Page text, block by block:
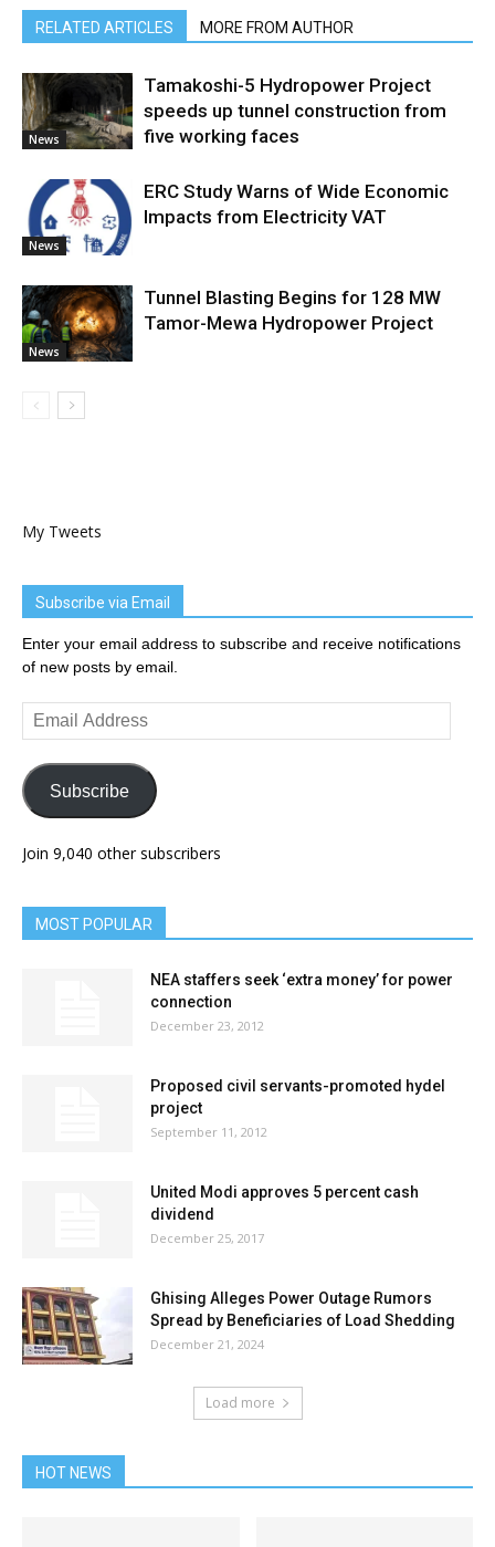
RELATED ARTICLES MORE FROM AUTHOR
News
Tamakoshi-5 Hydropower Project
speeds up tunnel construction from
five working faces
News
ERC Study Warns of Wide Economic
Impacts from Electricity VAT
News
Tunnel Blasting Begins for 128 MW
Tamor-Mewa Hydropower Project
My Tweets
Subscribe via Email
Enter your email address to subscribe and receive notifications
of new posts by email.
Email
Address
Subscribe
Join 9,040 other subscribers
MOST POPULAR
NEA staffers seek ‘extra money’ for power
connection
December 23, 2012
Proposed civil servants-promoted hydel
project
September 11, 2012
United Modi approves 5 percent cash
dividend
December 25, 2017
Ghising Alleges Power Outage Rumors
Spread by Beneficiaries of Load Shedding
December 21, 2024
Load more
HOT NEWS